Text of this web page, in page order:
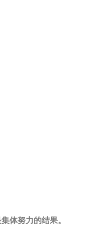
体努力的结果。